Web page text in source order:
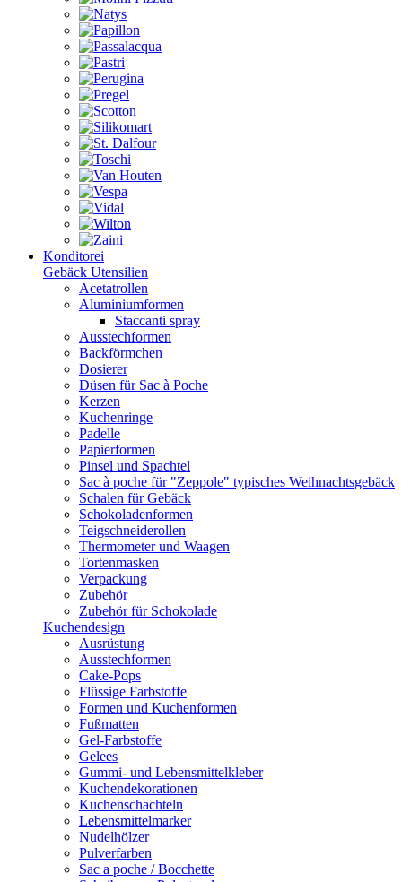
Konditorei
Gebäck Utensilien
Acetatrollen
Aluminiumformen
Staccanti spray
Ausstechformen
Backförmchen
Dosierer
Düsen für Sac à Poche
Kerzen
Kuchenringe
Padelle
Papierformen
Pinsel und Spachtel
Sac à poche für "Zeppole" typisches Weihnachtsgebäck
Schalen für Gebäck
Schokoladenformen
Teigschneiderollen
Thermometer und Waagen
Tortenmasken
Verpackung
Zubehör
Zubehör für Schokolade
Kuchendesign
Ausrüstung
Ausstechformen
Cake-Pops
Flüssige Farbstoffe
Formen und Kuchenformen
Fußmatten
Gel-Farbstoffe
Gelees
Gummi- und Lebensmittelkleber
Kuchendekorationen
Kuchenschachteln
Lebensmittelmarker
Nudelhölzer
Pulverfarben
Sac a poche / Bocchette